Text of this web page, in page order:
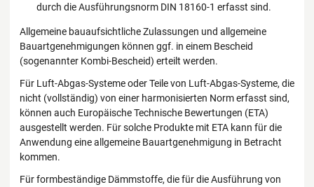
durch die Ausführungsnorm DIN 18160-1 erfasst sind.
Allgemeine bauaufsichtliche Zulassungen und allgemeine
Bauartgenehmigungen können ggf. in einem Bescheid
(sogenannter Kombi-Bescheid) erteilt werden.
Für Luft-Abgas-Systeme oder Teile von Luft-Abgas-Systeme, die
nicht (vollständig) von einer harmonisierten Norm erfasst sind,
können auch Europäische Technische Bewertungen (ETA)
ausgestellt werden. Für solche Produkte mit ETA kann für die
Anwendung eine allgemeine Bauartgenehmigung in Betracht
kommen.
Für formbeständige Dämmstoffe, die für die Ausführung von